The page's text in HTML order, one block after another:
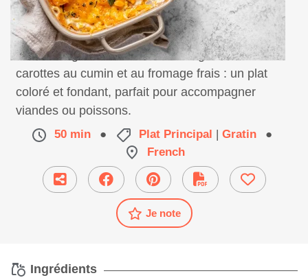
Recette légère et savoureuse de gratin de
carottes au cumin et au fromage frais : un plat
coloré et fondant, parfait pour accompagner
viandes ou poissons.
50 min ● Plat Principal | Gratin
●
French
Je note
Ingrédients